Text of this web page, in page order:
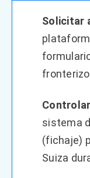
Solicitar
sistema
(fichaje)
Suiza